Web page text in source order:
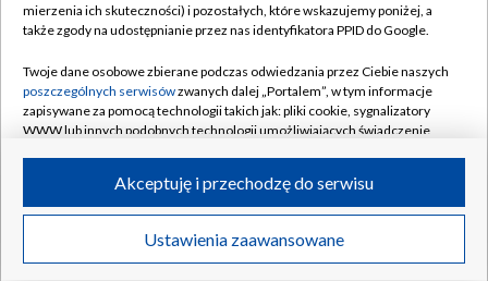
Naziemna Telewizja Cyfrowa
Rada Programowa
System NOS
Informacje o nadawcy
Program dla prasy
Ogłoszenie przetargowe
Pomoc
Kontakt
Kanały
©2026 Telewizja Polska S.A. w likwidacji
mierzenia ich skuteczności) i pozostałych, które wskazujemy poniżej, a
także zgody na udostępnianie przez nas identyfikatora PPID do Google.
Twoje dane osobowe zbierane podczas odwiedzania przez Ciebie naszych
poszczególnych serwisówzwanych dalej „Portalem”, w tym informacje
zapisywane za pomocą technologii takich jak: pliki cookie, sygnalizatory
WWW lub innych podobnych technologii umożliwiających świadczenie
ruchu w Internecie.
Twoje dane osobowe zbierane podczas odwiedzania przez Ciebie
poszczególnych serwisówna Portalu, takie jak adresy IP, identyfikatory
Ustawienia zaawansowane
Akceptuję i przechodzę do serwisu